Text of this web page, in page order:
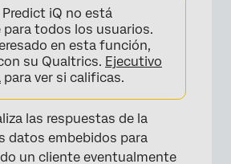
×
Predict iQ no está
todos los usuarios.
en esta función,
su Qualtrics. Ejecutivo
para ver si calificas.
las respuestas de la
datos embebidos para
un cliente eventualmente